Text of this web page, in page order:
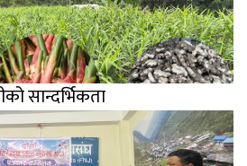
सान्दर्भिकता